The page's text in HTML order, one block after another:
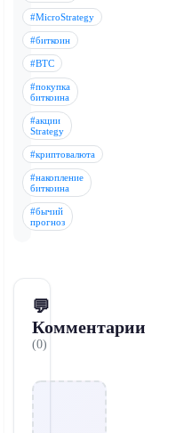
#MicroStrategy
#биткоин
#BTC
#покупка
биткоина
#акции
Strategy
#криптовалюта
#накопление
биткоина
#бычий
прогноз
💬
Комментарии
(0)